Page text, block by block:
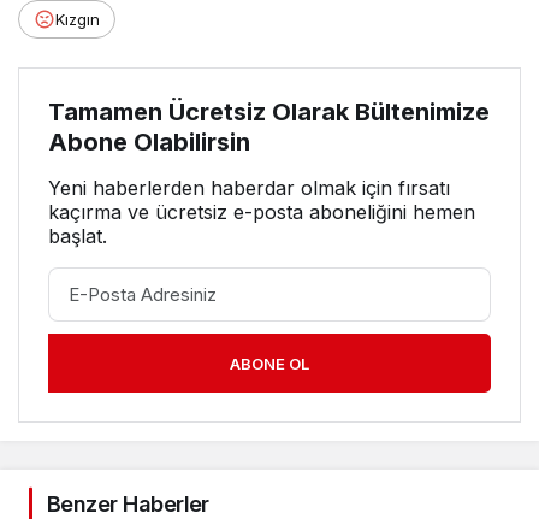
Kızgın
Tamamen Ücretsiz Olarak Bültenimize
Abone Olabilirsin
Yeni haberlerden haberdar olmak için fırsatı
kaçırma ve ücretsiz e-posta aboneliğini hemen
başlat.
ABONE OL
Benzer Haberler